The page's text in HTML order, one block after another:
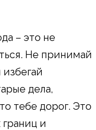
– это не
Не принимай
дела,
тебе дорог. Это
и